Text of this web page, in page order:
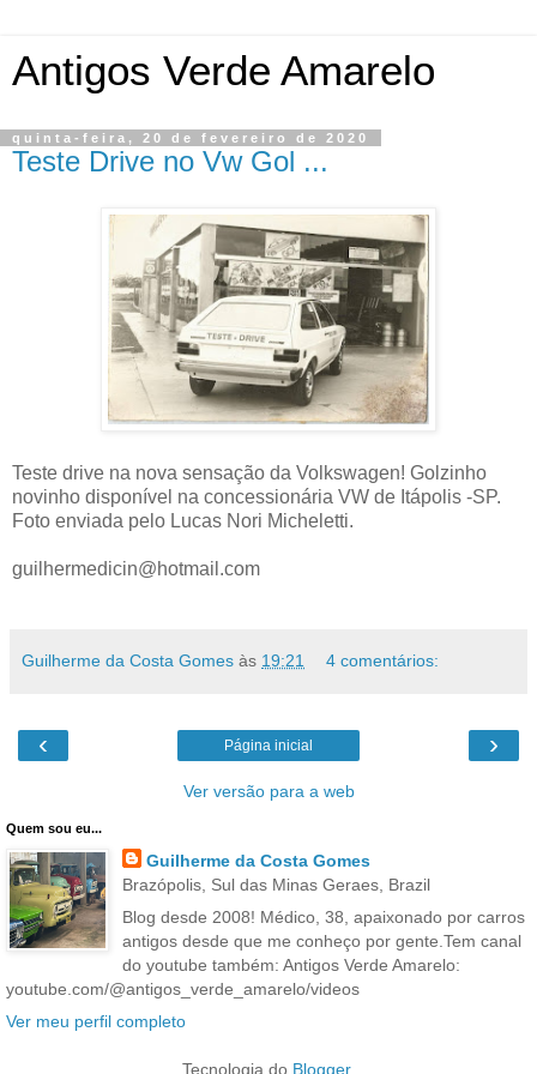
Antigos Verde Amarelo
quinta-feira, 20 de fevereiro de 2020
Teste Drive no Vw Gol ...
Teste drive na nova sensação da Volkswagen! Golzinho
novinho disponível na concessionária VW de Itápolis -SP.
Foto enviada pelo Lucas Nori Micheletti.
guilhermedicin@hotmail.com
Guilherme da Costa Gomes às 19:21 4 comentários:
‹ ›
Página inicial
Ver versão para a web
Quem sou eu...
Guilherme da Costa Gomes
Brazópolis, Sul das Minas Geraes, Brazil
Blog desde 2008! Médico, 38, apaixonado por carros
antigos desde que me conheço por gente.Tem canal
do youtube também: Antigos Verde Amarelo:
youtube.com/@antigos_verde_amarelo/videos
Ver meu perfil completo
Tecnologia do Blogger.